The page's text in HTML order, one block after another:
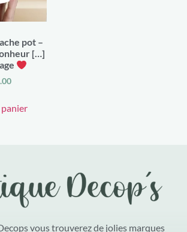
pot –
[…]
vous trouverez de jolies marques